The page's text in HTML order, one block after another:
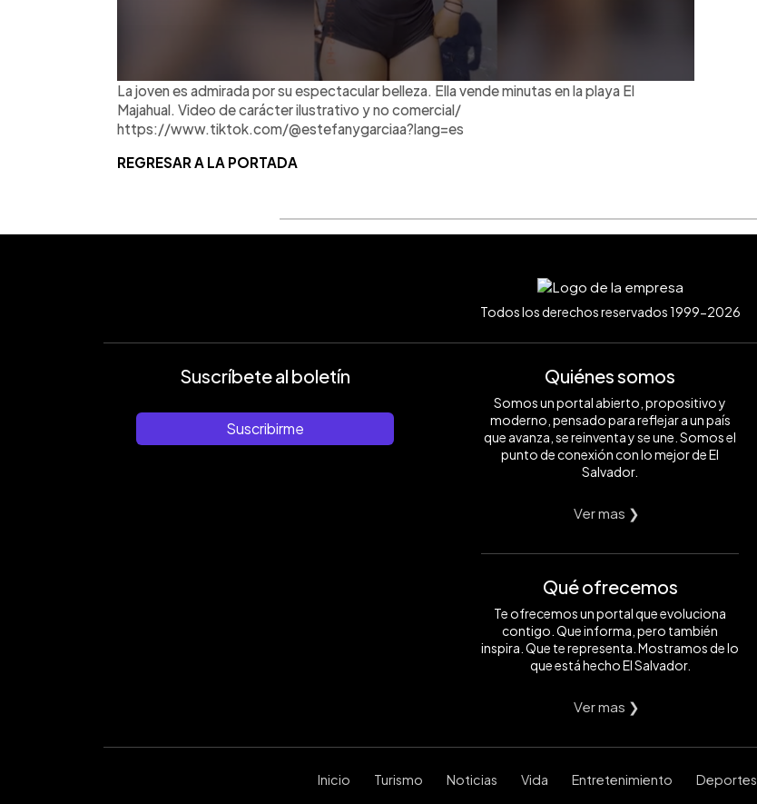
La joven es admirada por su espectacular belleza. Ella vende minutas en la playa El
Majahual. Video de carácter ilustrativo y no comercial/
https://www.tiktok.com/@estefanygarciaa?lang=es
REGRESAR A LA PORTADA
Todos los derechos reservados 1999-2026
Suscríbete al boletín
Suscribirme
Quiénes somos
Somos un portal abierto, propositivo y
moderno, pensado para reflejar a un país
que avanza, se reinventa y se une. Somos el
punto de conexión con lo mejor de El
Salvador.
Ver mas ❯
Qué ofrecemos
Te ofrecemos un portal que evoluciona
contigo. Que informa, pero también
inspira. Que te representa. Mostramos de lo
que está hecho El Salvador.
Ver mas ❯
Inicio Turismo Noticias Vida Entretenimiento Deportes